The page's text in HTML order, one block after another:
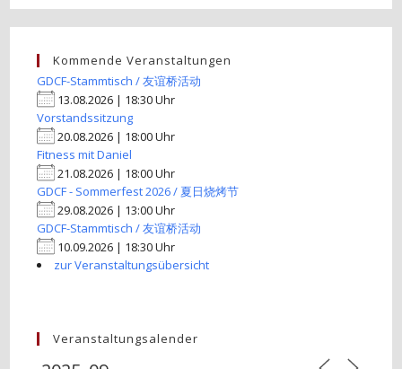
Kommende Veranstaltungen
GDCF-Stammtisch / 友谊桥活动
13.08.2026 | 18:30 Uhr
Vorstandssitzung
20.08.2026 | 18:00 Uhr
Fitness mit Daniel
21.08.2026 | 18:00 Uhr
GDCF - Sommerfest 2026 / 夏日烧烤节
29.08.2026 | 13:00 Uhr
GDCF-Stammtisch / 友谊桥活动
10.09.2026 | 18:30 Uhr
zur Veranstaltungsübersicht
Veranstaltungsalender